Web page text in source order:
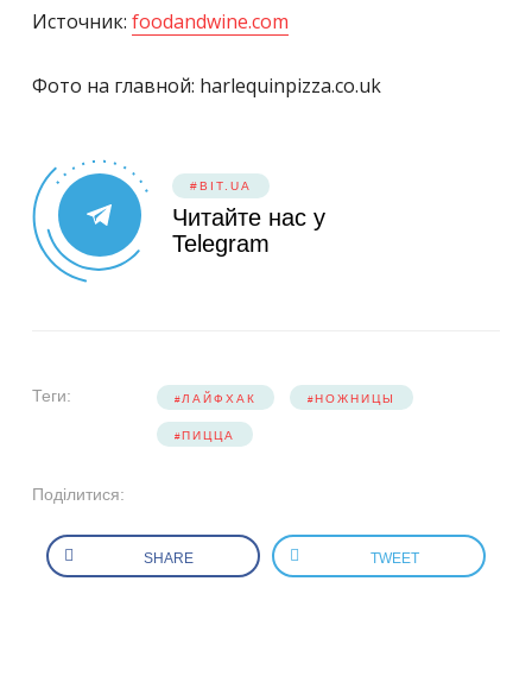
Источник: foodandwine.com
Фото на главной: harlequinpizza.co.uk
#BIT.UA
Читайте нас у
Telegram
Теги: ЛАЙФХАК НОЖНИЦЫ
ПИЦЦА
Поділитися:
SHARE TWEET